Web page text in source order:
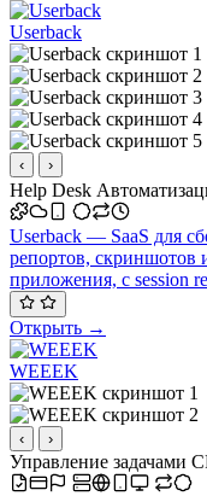
Userback
‹ ›
Help Desk
Userback — SaaS для
репортов, скриншотов
приложения, с session
Открыть →
WEEEK
‹ ›
Управление задачами